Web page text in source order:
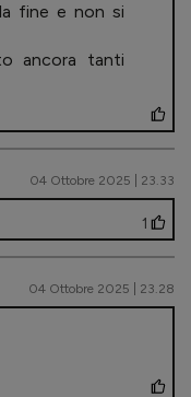
fine e non si
ancora tanti
04 Ottobre 2025 | 23.33
1
04 Ottobre 2025 | 23.28